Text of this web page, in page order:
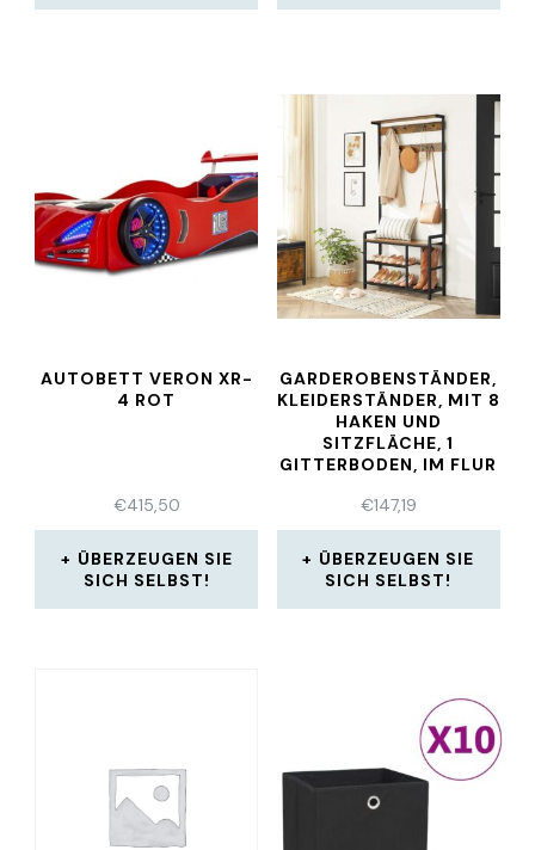
AUTOBETT VERON XR-
4 ROT
€415,50
ÜBERZEUGEN SIE
SICH SELBST!
GARDEROBENSTÄNDER,
KLEIDERSTÄNDER, MIT 8
HAKEN UND
SITZFLÄCHE, 1
GITTERBODEN, IM FLUR
€147,19
ÜBERZEUGEN SIE
SICH SELBST!